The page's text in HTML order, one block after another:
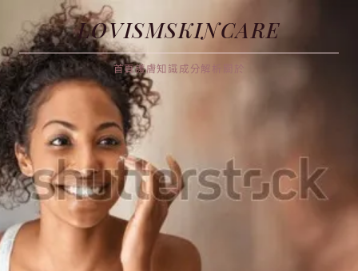
LOVISMSKINCARE
首頁護膚知識成分解析 關於